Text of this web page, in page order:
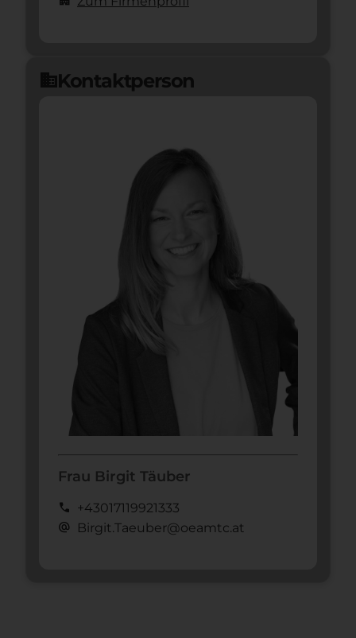
domainKontaktperson
Frau Birgit Täuber
call +43017119921333
alternate_email Birgit.Taeuber@oeamtc.at